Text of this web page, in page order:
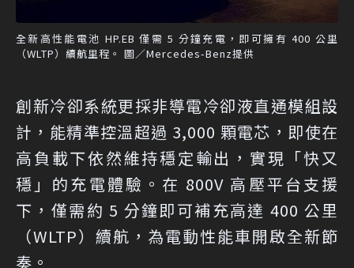
全新高性能電池 HP.EB 僅需 5 分鐘充電，即可擁有 400 公里
（WLTP）續航里程。 圖／Mercedes-Benz提供
創新冷卻系統更採非導電冷卻液直通模組設
計，能精準控溫超過 3,000 顆電芯，即使在
高負載下依然維持穩定輸出，實現「快又
穩」的充電體驗。在 800V 高壓平台支援
下，僅需約 5 分鐘即可補充高達 400 公里
（WLTP）續航，為電動性能車開啟全新節
奏。